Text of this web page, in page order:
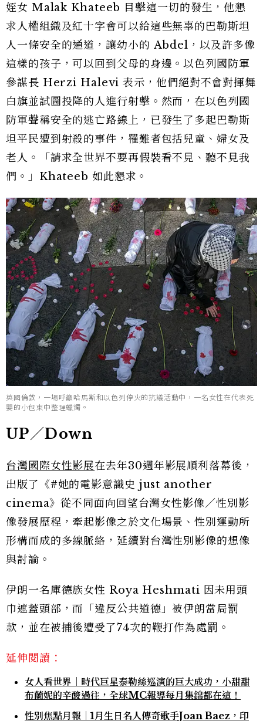
姪女 Malak Khateeb 目擊這一切的發生，他懇
求人權組織及紅十字會可以給這些無辜的巴勒斯坦
人一條安全的通道，讓幼小的 Abdel，以及許多像
這樣的孩子，可以回到父母的身邊。以色列國防軍
參謀長 Herzi Halevi 表示，他們絕對不會對揮舞
白旗並試圖投降的人進行射擊。然而，在以色列國
防軍聲稱安全的逃亡路線上，已發生了多起巴勒斯
坦平民遭到射殺的事件，罹難者包括兒童、婦女及
老人。「請求全世界不要再假裝看不見、聽不見我
們。」Khateeb 如此懇求。
英國倫敦，一場呼籲哈馬斯和以色列停火的抗議活動中，一名女性在代表死
嬰的小包束中整理蠟燭。
UP／Down
台灣國際女性影展在去年30週年影展順利落幕後，
出版了《#她的電影意識史 just another
cinema》從不同面向回望台灣女性影像／性別影
像發展歷程，牽起影像之於文化場景、性別運動所
形構而成的多線脈絡，延續對台灣性別影像的想像
與討論。
伊朗一名庫德族女性 Roya Heshmati 因未用頭
巾遮蓋頭部，而「違反公共道德」被伊朗當局罰
款，並在被捕後遭受了74次的鞭打作為處罰。
延伸閱讀：
女人看世界｜時代巨星泰勒絲巡演的巨大成功，小甜甜
布蘭妮的辛酸過往，全球MC報導每月集錦都在這！
性別焦點月報｜1月生日名人傳奇歌手Joan Baez，印